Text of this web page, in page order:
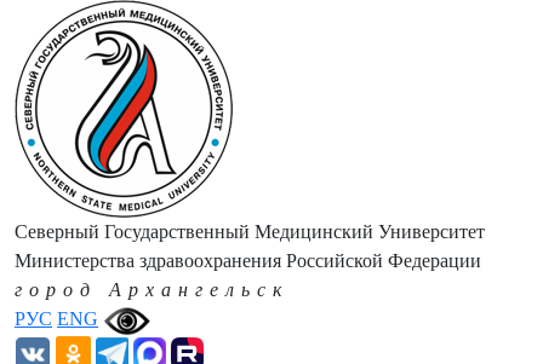
РУС ENG
Северный Государственный Медицинский Университет
Министерства здравоохранения Российской Федерации
город Архангельск